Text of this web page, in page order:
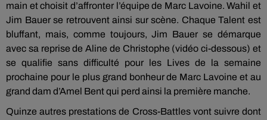
main et choisit d’affronter l’équipe de Marc Lavoine. Wahil et
Jim Bauer se retrouvent ainsi sur scène. Chaque Talent est
bluffant, mais, comme toujours, Jim Bauer se démarque
avec sa reprise de Aline de Christophe (vidéo ci-dessous) et
se qualifie sans difficulté pour les Lives de la semaine
prochaine pour le plus grand bonheur de Marc Lavoine et au
grand dam d’Amel Bent qui perd ainsi la première manche.
Quinze autres prestations de Cross-Battles vont suivre dont